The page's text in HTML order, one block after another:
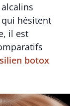
qui hésitent
il est
botox